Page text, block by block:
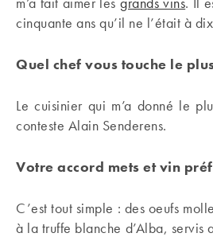
cinquante ans qu’il ne l’était à
Quel chef vous touche le
Le cuisinier qui m’a donné le
conteste Alain Senderens.
Votre accord mets et vin
C’est tout simple : des oeufs
à la truffe blanche d’Alba, servis